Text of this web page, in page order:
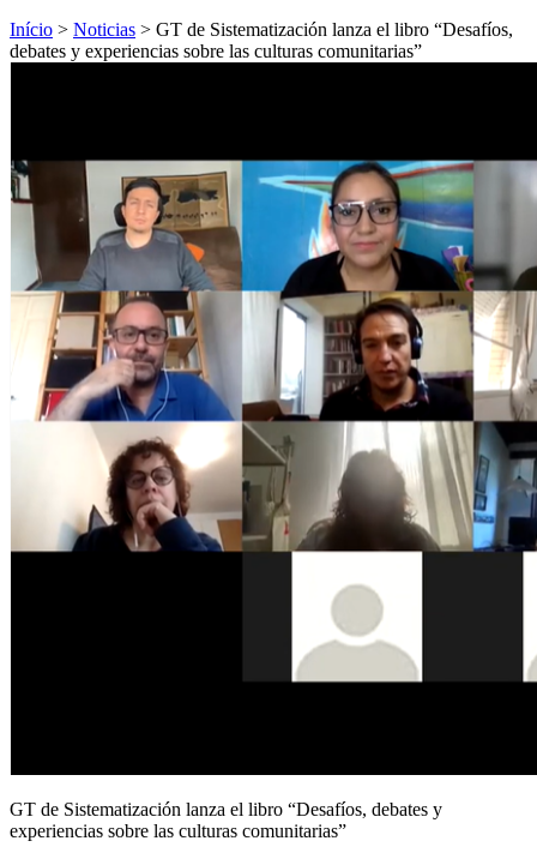
Início > Noticias > GT de Sistematización lanza el libro “Desafíos,
debates y experiencias sobre las culturas comunitarias”
GT de Sistematización lanza el libro “Desafíos, debates y
experiencias sobre las culturas comunitarias”